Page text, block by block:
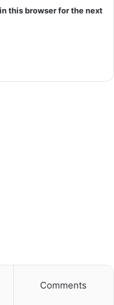
this browser for the next
Comments